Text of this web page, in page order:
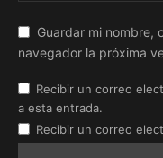
Guardar mi nombre,
navegador la próxima
Recibir un correo
a esta entrada.
Recibir un correo